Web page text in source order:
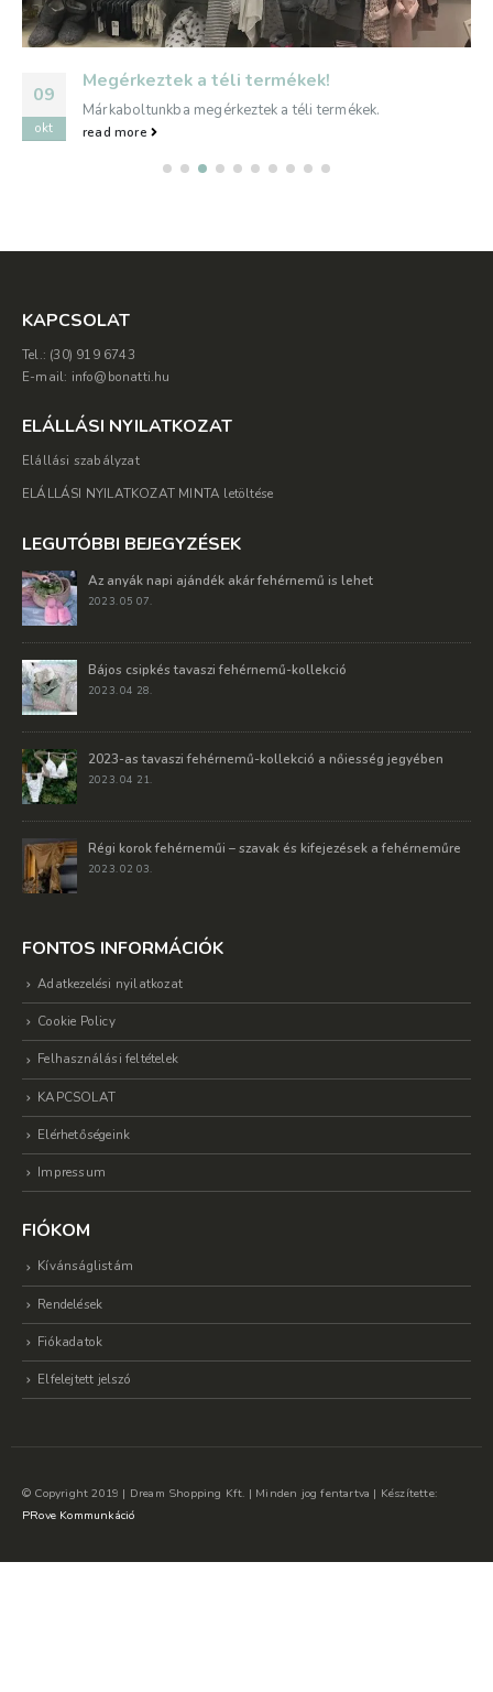
09
okt
Megérkeztek a téli termékek!
Márkaboltunkba megérkeztek a téli termékek.
read more
KAPCSOLAT
Tel.: (30) 919 6743
E-mail: info@bonatti.hu
ELÁLLÁSI NYILATKOZAT
Elállási szabályzat
ELÁLLÁSI NYILATKOZAT MINTA letöltése
LEGUTÓBBI BEJEGYZÉSEK
Az anyák napi ajándék akár fehérnemű is lehet
2023. 05 07.
Bájos csipkés tavaszi fehérnemű-kollekció
2023. 04 28.
2023-as tavaszi fehérnemű-kollekció a nőiesség jegyében
2023. 04 21.
Régi korok fehérneműi – szavak és kifejezések a fehérneműre
2023. 02 03.
FONTOS INFORMÁCIÓK
Adatkezelési nyilatkozat
Cookie Policy
Felhasználási feltételek
KAPCSOLAT
Elérhetőségeink
Impressum
FIÓKOM
Kívánságlistám
Rendelések
Fiókadatok
Elfelejtett jelszó
© Copyright 2019 | Dream Shopping Kft. | Minden jog fentartva | Készítette:
PRove Kommunkáció